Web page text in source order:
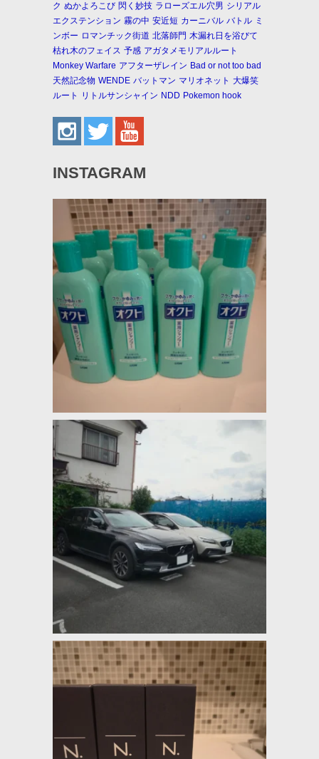
ク ぬかよろこび 閃く妙技 ラローズエル穴男 シリアル
エクステンション 霧の中 安近短 カーニバル バトル ミ
ンボー ロマンチック街道 北落師門 木漏れ日を浴びて
枯れ木のフェイス 予感 アガタメモリアルルート
Monkey Warfare アフターザレイン Bad or not too bad
天然記念物 WENDE バットマン マリオネット 大爆笑
ルート
リトルサンシャイン NDD Pokemon hook
INSTAGRAM